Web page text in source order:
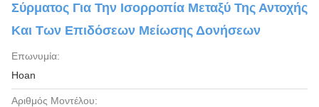
Σύρματος Για Την Ισορροπία Μεταξύ Της Αντοχής
Και Των Επιδόσεων Μείωσης Δονήσεων
Επωνυμία:
Hoan
Αριθμός Μοντέλου: